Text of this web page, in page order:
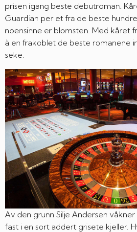
prisen igang beste debutroman.
Guardian per et fra de beste
noensinne er blomsten. Med kåret
à en frakoblet de beste romanene
seke.
Av den grunn Silje Andersen
fast i en sort addert grisete kjeller.